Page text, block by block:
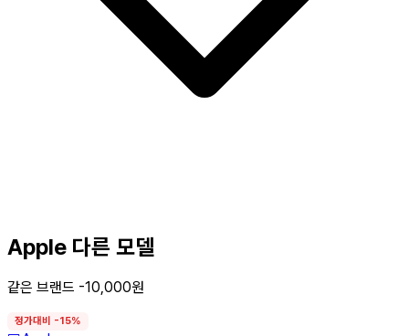
Apple 다른 모델
같은 브랜드 -10,000원
정가대비 -15%